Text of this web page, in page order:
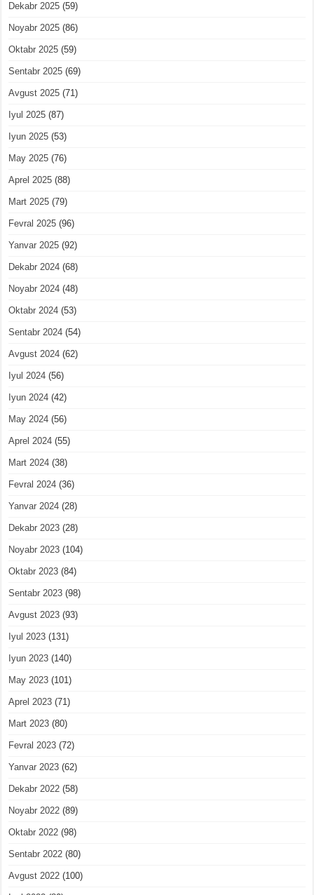
Dekabr 2025 (59)
Noyabr 2025 (86)
Oktabr 2025 (59)
Sentabr 2025 (69)
Avgust 2025 (71)
Iyul 2025 (87)
Iyun 2025 (53)
May 2025 (76)
Aprel 2025 (88)
Mart 2025 (79)
Fevral 2025 (96)
Yanvar 2025 (92)
Dekabr 2024 (68)
Noyabr 2024 (48)
Oktabr 2024 (53)
Sentabr 2024 (54)
Avgust 2024 (62)
Iyul 2024 (56)
Iyun 2024 (42)
May 2024 (56)
Aprel 2024 (55)
Mart 2024 (38)
Fevral 2024 (36)
Yanvar 2024 (28)
Dekabr 2023 (28)
Noyabr 2023 (104)
Oktabr 2023 (84)
Sentabr 2023 (98)
Avgust 2023 (93)
Iyul 2023 (131)
Iyun 2023 (140)
May 2023 (101)
Aprel 2023 (71)
Mart 2023 (80)
Fevral 2023 (72)
Yanvar 2023 (62)
Dekabr 2022 (58)
Noyabr 2022 (89)
Oktabr 2022 (98)
Sentabr 2022 (80)
Avgust 2022 (100)